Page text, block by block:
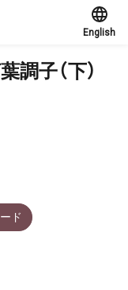
English
子（下）
ド